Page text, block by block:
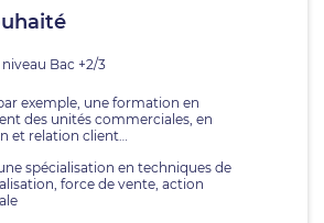
Bac +2/3
exemple, une formation en
des unités commerciales, en
et relation client…
spécialisation en techniques de
force de vente, action